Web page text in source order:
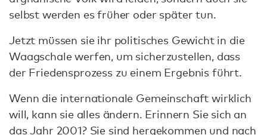
selbst werden es früher oder später tun.
Jetzt müssen sie ihr politisches Gewicht in die
Waagschale werfen, um sicherzustellen, dass
der Friedensprozess zu einem Ergebnis führt.
Wenn die internationale Gemeinschaft wirklich
will, kann sie alles ändern. Erinnern Sie sich an
das Jahr 2001? Sie sind hergekommen und nach